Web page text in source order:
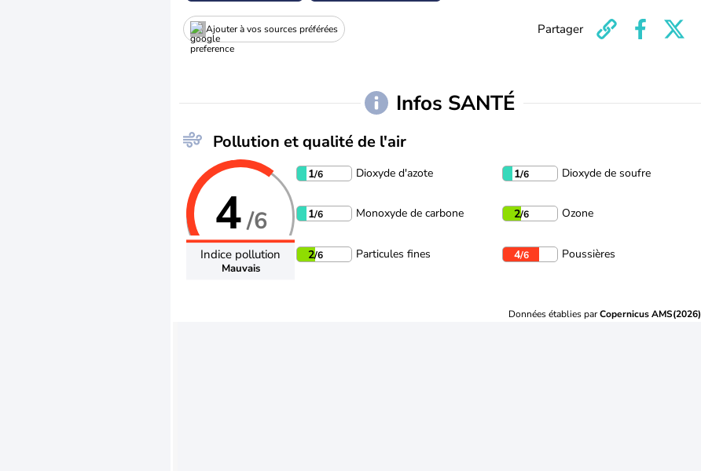
Ajouter à vos sources préférées Partager
Infos SANTÉ
Pollution et qualité de l'air
4/6
Indice pollution
Mauvais
1/6 Dioxyde d'azote 1/6 Dioxyde de soufre
1/6 Monoxyde de carbone 2/6 Ozone
2/6 Particules fines 4/6 Poussières
Données établies parCopernicus AMS(2026)